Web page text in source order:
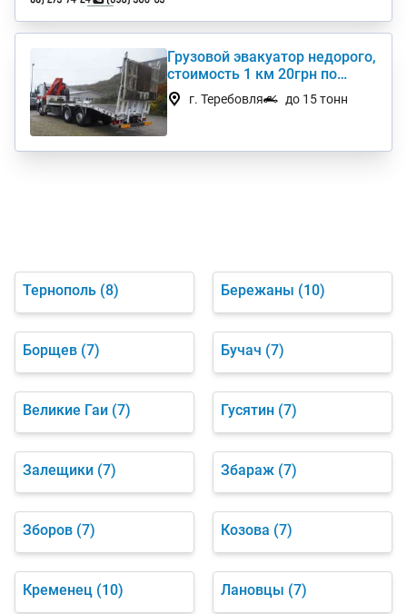
Грузовой эвакуатор недорого,
стоимость 1 км 20грн по
Украине
г. Теребовля до 15 тонн
Тернополь (8) Бережаны (10)
Борщев (7) Бучач (7)
Великие Гаи (7) Гусятин (7)
Залещики (7) Збараж (7)
Зборов (7) Козова (7)
Кременец (10) Лановцы (7)